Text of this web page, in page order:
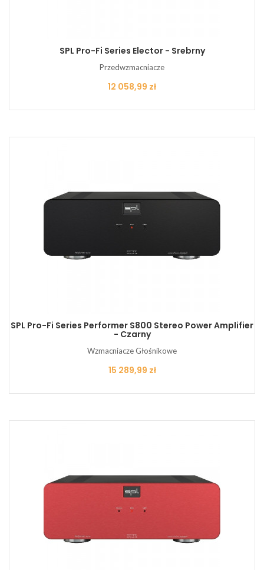
SPL Pro-Fi Series Elector - Srebrny
Przedwzmacniacze
Cena
12 058,99 zł
SPL Pro-Fi Series Performer S800 Stereo Power Amplifier
- Czarny
Wzmacniacze Głośnikowe
Cena
15 289,99 zł